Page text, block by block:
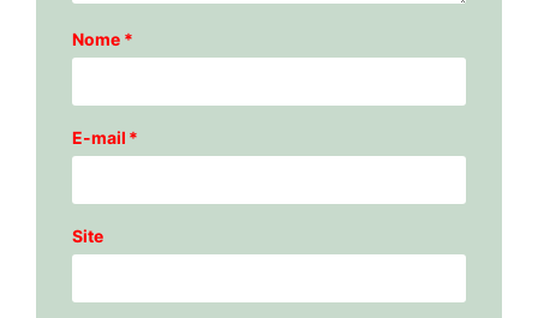
Nome *
E-mail *
Site